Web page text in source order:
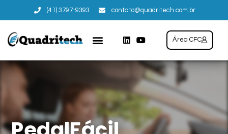
(41) 3797-9393 contato@quadritech.com.br
Área CFC